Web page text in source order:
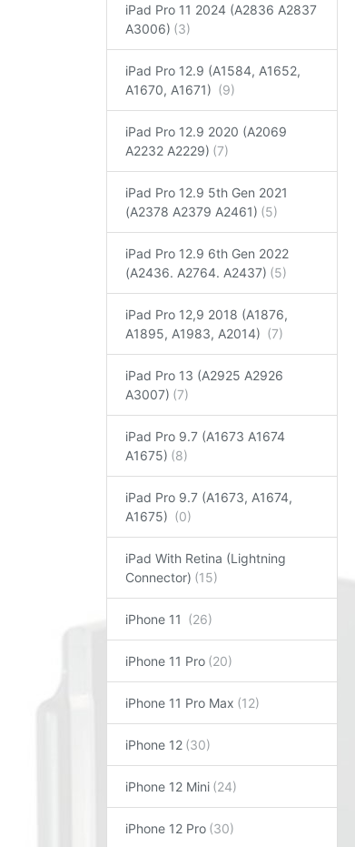
iPad Pro 11 2024 (A2836 A2837
A3006)
iPad Pro 12.9 (A1584, A1652,
A1670, A1671)
iPad Pro 12.9 2020 (A2069
A2232 A2229)
iPad Pro 12.9 5th Gen 2021
(A2378 A2379 A2461)
iPad Pro 12.9 6th Gen 2022
(A2436. A2764. A2437)
iPad Pro 12,9 2018 (A1876,
A1895, A1983, A2014)
iPad Pro 13 (A2925 A2926
A3007)
iPad Pro 9.7 (A1673 A1674
A1675)
iPad Pro 9.7 (A1673, A1674,
A1675)
iPad With Retina (Lightning
Connector)
iPhone 11
iPhone 11 Pro
iPhone 11 Pro Max
iPhone 12
iPhone 12 Mini
iPhone 12 Pro